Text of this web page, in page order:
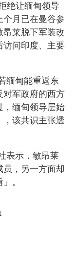
绝让缅甸领导
个月已在曼谷参
昂莱脱下军装改
访问印度、主要
缅甸能重返东
对军政府的西方
，缅甸领导层始
，该共识主张透
表示，敏昂莱
员，另一方面却
。